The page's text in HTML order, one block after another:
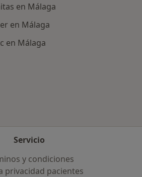
en Málaga
en Málaga
en Málaga
Servicio
y condiciones
privacidad pacientes